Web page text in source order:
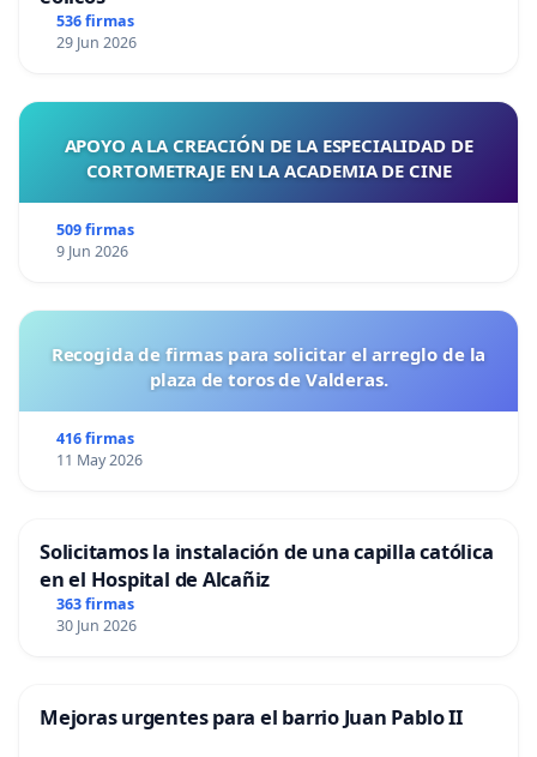
536 firmas
29 Jun 2026
APOYO A LA CREACIÓN DE LA ESPECIALIDAD DE
CORTOMETRAJE EN LA ACADEMIA DE CINE
509 firmas
9 Jun 2026
Recogida de firmas para solicitar el arreglo de la
plaza de toros de Valderas.
416 firmas
11 May 2026
Solicitamos la instalación de una capilla católica
en el Hospital de Alcañiz
363 firmas
30 Jun 2026
Mejoras urgentes para el barrio Juan Pablo II